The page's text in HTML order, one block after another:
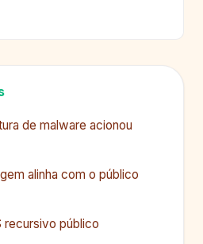
de malware acionou
alinha com o público
recursivo público